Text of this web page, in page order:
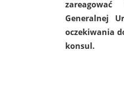
Generalnej
oczekiwania
konsul.